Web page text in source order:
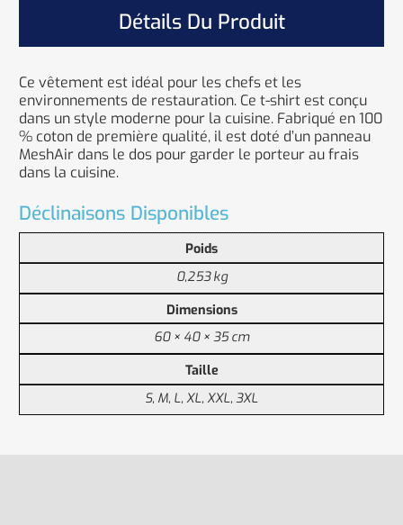
Détails Du Produit
Ce vêtement est idéal pour les chefs et les
environnements de restauration. Ce t-shirt est conçu
dans un style moderne pour la cuisine. Fabriqué en 100
% coton de première qualité, il est doté d’un panneau
MeshAir dans le dos pour garder le porteur au frais
dans la cuisine.
Déclinaisons Disponibles
Poids
0,253 kg
Dimensions
60 × 40 × 35 cm
Taille
S, M, L, XL, XXL, 3XL